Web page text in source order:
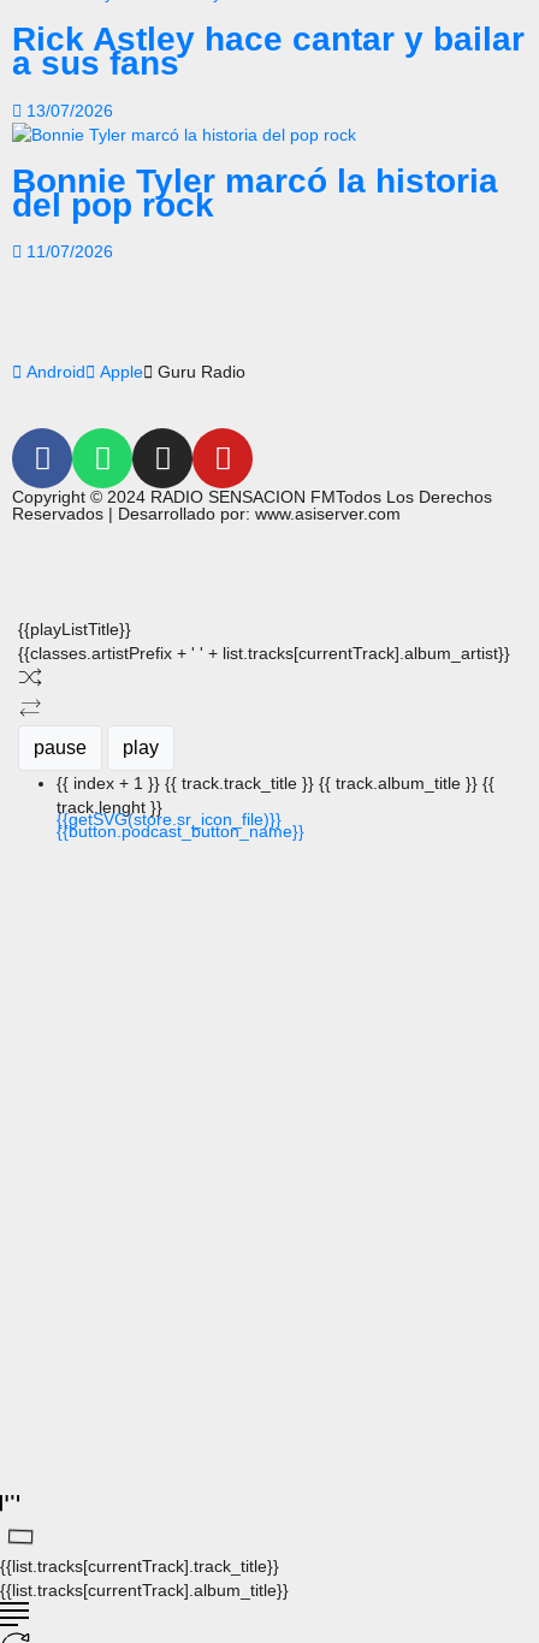
Rick Astley hace cantar y bailar
a sus fans
13/07/2026
Bonnie Tyler marcó la historia
del pop rock
11/07/2026
Android Apple Guru Radio
Copyright © 2024 RADIO SENSACION FMTodos Los Derechos
Reservados | Desarrollado por: www.asiserver.com
{{playListTitle}}
{{classes.artistPrefix + ' ' + list.tracks[currentTrack].album_artist}}
pause play
{{ index + 1 }} {{ track.track_title }} {{ track.album_title }} {{
track.lenght }}
{{getSVG(store.sr_icon_file)}}
{{button.podcast_button_name}}
{{list.tracks[currentTrack].track_title}}
{{list.tracks[currentTrack].album_title}}